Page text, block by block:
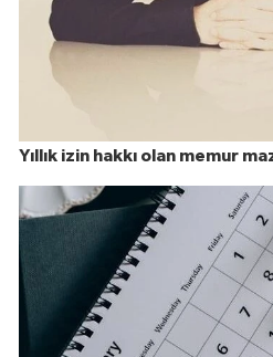
Yıllık izin hakkı olan memur